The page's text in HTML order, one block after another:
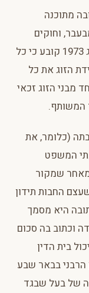
מתוכנה
וחוקים
שונים. חוק יחסי-ממון בין בני-זוג, התשל"ג 1973 קובע כי כל
הזוג את כל
מבני הזוג זכאי
המשותף.
(כלומר, את
המשפט
שמקור
החבות תידון
היא מסמך
וכתוב בה סכום
בית הדין
הרבני בבאר שבע
של בעל שבגד